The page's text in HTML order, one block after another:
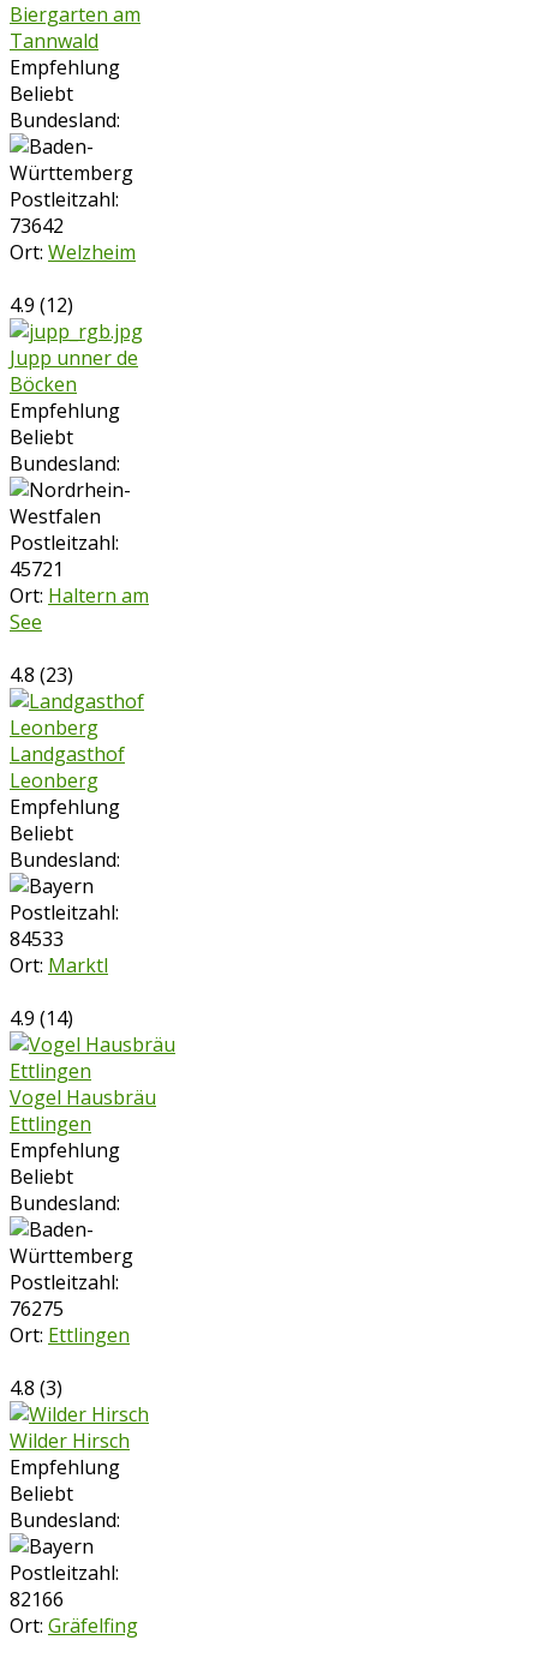
Biergarten am
Tannwald
Empfehlung
Beliebt
Bundesland:
Postleitzahl:
73642
Ort: Welzheim
4.9 (12)
Jupp unner de
Böcken
Empfehlung
Beliebt
Bundesland:
Postleitzahl:
45721
Ort: Haltern am
See
4.8 (23)
Landgasthof
Leonberg
Empfehlung
Beliebt
Bundesland:
Postleitzahl:
84533
Ort: Marktl
4.9 (14)
Vogel Hausbräu
Ettlingen
Empfehlung
Beliebt
Bundesland:
Postleitzahl:
76275
Ort: Ettlingen
4.8 (3)
Wilder Hirsch
Empfehlung
Beliebt
Bundesland:
Postleitzahl:
82166
Ort: Gräfelfing